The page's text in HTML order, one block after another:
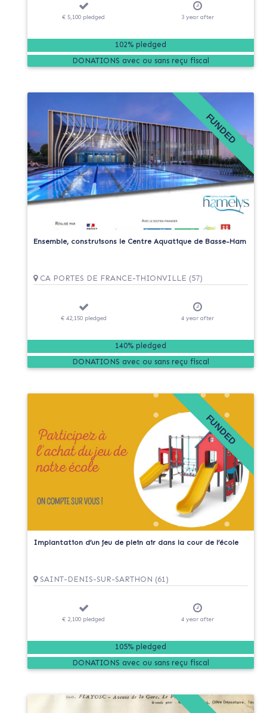
€ 5,100 pledged 3 year after
102% pledged
DONATIONS
FUNDED
Ensemble, construisons le Centre Aquatique de Basse-Ham
CA PORTES DE FRANCE-THIONVILLE (57)
€ 42,150 pledged 4 year after
140% pledged
DONATIONS
FUNDED
Implantation d’un jeu de plein air dans la cour de l’école
SAINT-DENIS-SUR-SARTHON (61)
€ 2,100 pledged 4 year after
105% pledged
DONATIONS